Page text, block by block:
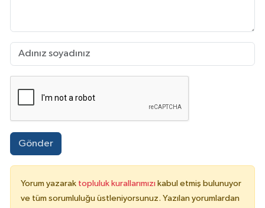
Gönder
Yorum yazarak topluluk kurallarımızı kabul etmiş bulunuyor
ve tüm sorumluluğu üstleniyorsunuz. Yazılan yorumlardan